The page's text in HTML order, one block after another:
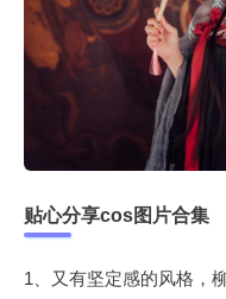
贴心分享cos图片合集
1、又有坚定感的风格，